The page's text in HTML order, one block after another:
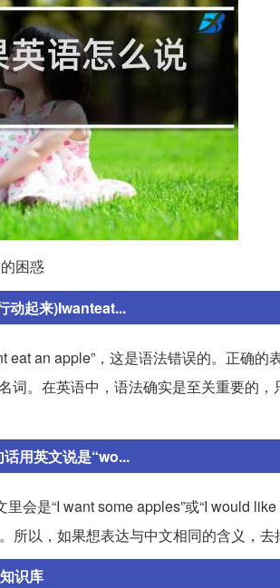
困惑
动起来)Iwanteat...
eat an apple”，这是语法错误的。正确的
词。在英语中，语法确实是至关重要的
用英文说是“wo...
会是“I want some apples”或“I would
以，如果想表达与中文相同的含义，去
识库